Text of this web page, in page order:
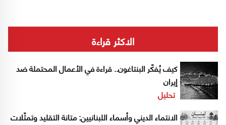
الاكثر قراءة
كيف يُفكّر البنتاغون.. قراءة في الأعمال المحتملة ضد
إيران
تحليل
الانتماء الديني وأسماء اللبنانيين: متانة التقليد وتمثّلات